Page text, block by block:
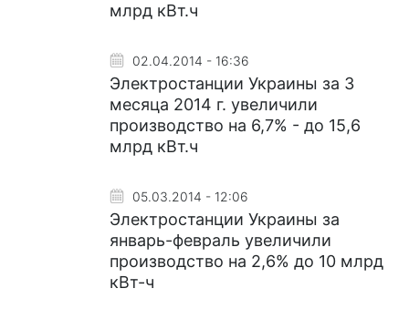
млрд кВт.ч
02.04.2014 - 16:36
Электростанции Украины за 3
месяца 2014 г. увеличили
производство на 6,7% - до 15,6
млрд кВт.ч
05.03.2014 - 12:06
Электростанции Украины за
январь-февраль увеличили
производство на 2,6% до 10 млрд
кВт-ч